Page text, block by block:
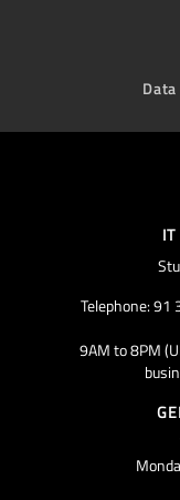
Telephone: 91
9AM to 8PM